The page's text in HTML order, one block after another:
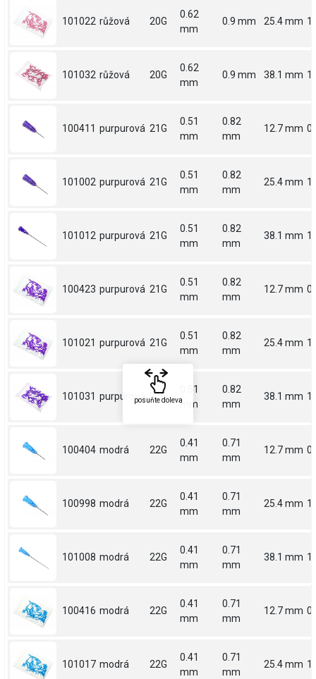
101022 růžová 20G
0.62
mm
0.9 mm 25.4 mm 1
101032 růžová 20G
0.62
mm
0.9 mm 38.1 mm
100411 purpurová 21G
0.51
mm
0.82
mm
12.7 mm
101002 purpurová 21G
0.51
mm
0.82
mm
25.4 mm 1
101012 purpurová 21G
0.51
mm
0.82
mm
38.1 mm
100423 purpurová 21G
0.51
mm
0.82
mm
12.7 mm
101021 purpurová 21G
0.51
mm
0.82
mm
25.4 mm 1
101031 purpurová 21G
0.51
mm
0.82
mm
38.1 mm
100404 modrá 22G
0.41
mm
0.71
mm
12.7 mm
100998 modrá 22G
0.41
mm
0.71
mm
25.4 mm 1
101008 modrá 22G
0.41
mm
0.71
mm
38.1 mm
100416 modrá 22G
0.41
mm
0.71
mm
12.7 mm
101017 modrá 22G
0.41
mm
0.71
mm
25.4 mm 1
posuňte doleva